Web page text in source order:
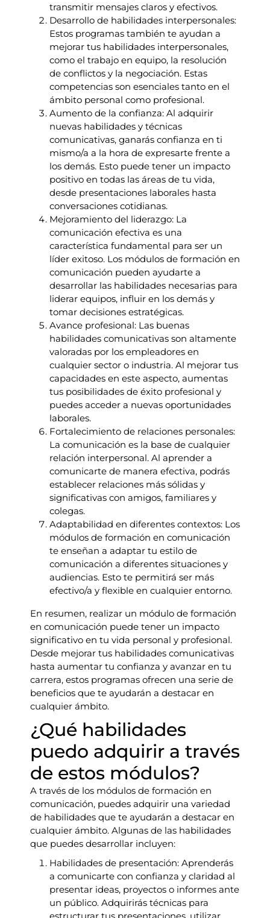
transmitir mensajes claros y efectivos.
Desarrollo de habilidades interpersonales:
Estos programas también te ayudan a
mejorar tus habilidades interpersonales,
como el trabajo en equipo, la resolución
de conflictos y la negociación. Estas
competencias son esenciales tanto en el
ámbito personal como profesional.
Aumento de la confianza: Al adquirir
nuevas habilidades y técnicas
comunicativas, ganarás confianza en ti
mismo/a a la hora de expresarte frente a
los demás. Esto puede tener un impacto
positivo en todas las áreas de tu vida,
desde presentaciones laborales hasta
conversaciones cotidianas.
Mejoramiento del liderazgo: La
comunicación efectiva es una
característica fundamental para ser un
líder exitoso. Los módulos de formación en
comunicación pueden ayudarte a
desarrollar las habilidades necesarias para
liderar equipos, influir en los demás y
tomar decisiones estratégicas.
Avance profesional: Las buenas
habilidades comunicativas son altamente
valoradas por los empleadores en
cualquier sector o industria. Al mejorar tus
capacidades en este aspecto, aumentas
tus posibilidades de éxito profesional y
puedes acceder a nuevas oportunidades
laborales.
Fortalecimiento de relaciones personales:
La comunicación es la base de cualquier
relación interpersonal. Al aprender a
comunicarte de manera efectiva, podrás
establecer relaciones más sólidas y
significativas con amigos, familiares y
colegas.
Adaptabilidad en diferentes contextos: Los
módulos de formación en comunicación
te enseñan a adaptar tu estilo de
comunicación a diferentes situaciones y
audiencias. Esto te permitirá ser más
efectivo/a y flexible en cualquier entorno.
En resumen, realizar un módulo de formación
en comunicación puede tener un impacto
significativo en tu vida personal y profesional.
Desde mejorar tus habilidades comunicativas
hasta aumentar tu confianza y avanzar en tu
carrera, estos programas ofrecen una serie de
beneficios que te ayudarán a destacar en
cualquier ámbito.
¿Qué habilidades
puedo adquirir a través
de estos módulos?
A través de los módulos de formación en
comunicación, puedes adquirir una variedad
de habilidades que te ayudarán a destacar en
cualquier ámbito. Algunas de las habilidades
que puedes desarrollar incluyen:
Habilidades de presentación: Aprenderás
a comunicarte con confianza y claridad al
presentar ideas, proyectos o informes ante
un público. Adquirirás técnicas para